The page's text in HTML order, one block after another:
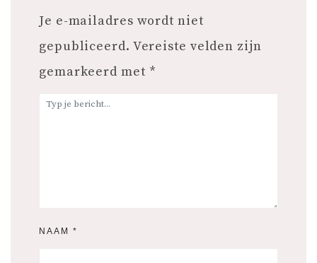
Je e-mailadres wordt niet
gepubliceerd. Vereiste velden zijn
gemarkeerd met *
NAAM *